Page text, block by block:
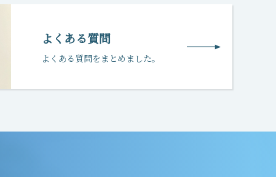
よくある質問
よくある質問をまとめました。